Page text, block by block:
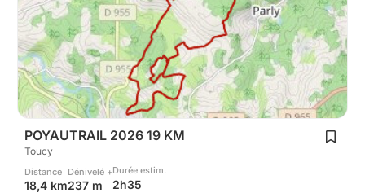
POYAUTRAIL 2026 19 KM
Toucy
Distance
18,4 km
Dénivelé +
237 m
Durée estim.
2h35